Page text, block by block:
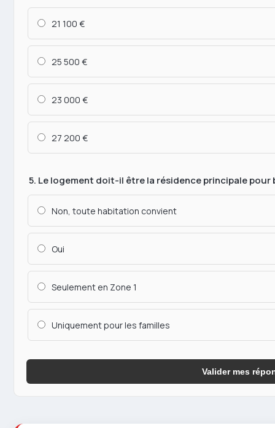
21 100 €
25 500 €
23 000 €
27 200 €
5. Le logement doit-il être la résidence principale pour
Non, toute habitation convient
Oui
Seulement en Zone 1
Uniquement pour les familles
Valider mes